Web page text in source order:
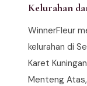
Kelurahan
WinnerFleur
kelurahan di
Karet
Menteng